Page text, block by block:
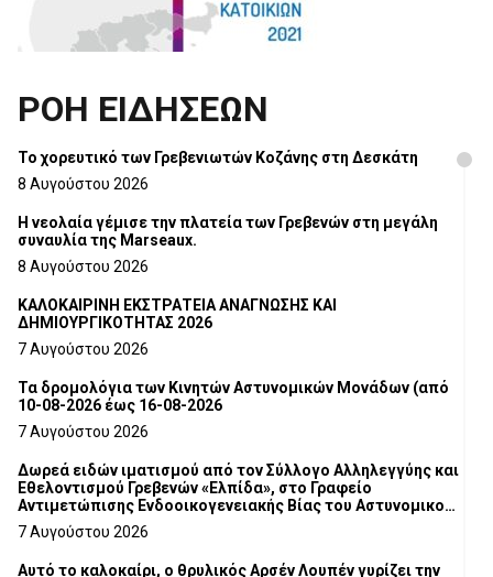
ΡΟΗ ΕΙΔΗΣΕΩΝ
Το χορευτικό των Γρεβενιωτών Κοζάνης στη Δεσκάτη
8 Αυγούστου 2026
Η νεολαία γέμισε την πλατεία των Γρεβενών στη μεγάλη
συναυλία της Marseaux.
8 Αυγούστου 2026
ΚΑΛΟΚΑΙΡΙΝΗ ΕΚΣΤΡΑΤΕΙΑ ΑΝΑΓΝΩΣΗΣ ΚΑΙ
ΔΗΜΙΟΥΡΓΙΚΟΤΗΤΑΣ 2026
7 Αυγούστου 2026
Τα δρομολόγια των Κινητών Αστυνομικών Μονάδων (από
10-08-2026 έως 16-08-2026
7 Αυγούστου 2026
Δωρεά ειδών ιματισμού από τον Σύλλογο Αλληλεγγύης και
Εθελοντισμού Γρεβενών «Ελπίδα», στο Γραφείο
Αντιμετώπισης Ενδοοικογενειακής Βίας του Αστυνομικού
Τμήματος Γρεβενών
7 Αυγούστου 2026
Αυτό το καλοκαίρι, ο θρυλικός Αρσέν Λουπέν γυρίζει την